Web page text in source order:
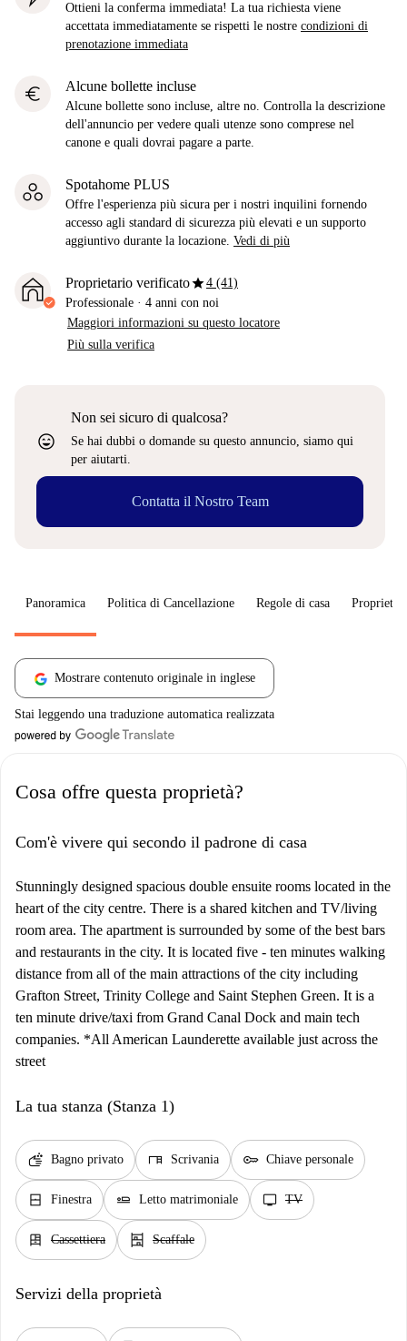
Ottieni la conferma immediata! La tua richiesta viene
accettata immediatamente se rispetti le nostre condizioni di
prenotazione immediata
euro Alcune bollette incluse
Alcune bollette sono incluse, altre no. Controlla la descrizione
dell'annuncio per vedere quali utenze sono comprese nel
canone e quali dovrai pagare a parte.
Spotahome PLUS
Offre l'esperienza più sicura per i nostri inquilini fornendo
accesso agli standard di sicurezza più elevati e un supporto
aggiuntivo durante la locazione. Vedi di più
Proprietario verificatostar4 (41)
Professionale · 4 anni con noi
Maggiori informazioni su questo locatore
Più sulla verifica
sentiment_very_satisfied
Non sei sicuro di qualcosa?
Se hai dubbi o domande su questo annuncio, siamo qui
per aiutarti.
Contatta il Nostro Team
Panoramica Politica di Cancellazione Regole di casa
Mostrare contenuto originale in inglese
Stai leggendo una traduzione automatica realizzata
Cosa offre questa proprietà?
Com'è vivere qui secondo il padrone di casa
Stunningly designed spacious double ensuite rooms located in the
heart of the city centre. There is a shared kitchen and TV/living
room area. The apartment is surrounded by some of the best bars
and restaurants in the city. It is located five - ten minutes walking
distance from all of the main attractions of the city including
Grafton Street, Trinity College and Saint Stephen Green. It is a
ten minute drive/taxi from Grand Canal Dock and main tech
companies. *All American Launderette available just across the
street
La tua stanza (Stanza 1)
soap Bagno privato desk Scrivania key Chiave personale
window_closed Finestra airline_seat_flat Letto matrimoniale tv TV
dresser Cassettiera shelves Scaffale
Servizi della proprietà